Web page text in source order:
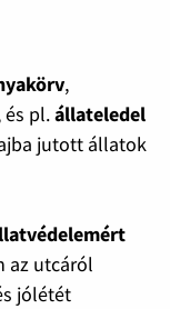
,
és pl.állateledel
jutott állatok
az utcáról
jólétét